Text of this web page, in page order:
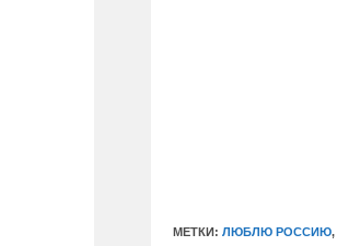
МЕТКИ:ЛЮБЛЮ РОССИЮ,